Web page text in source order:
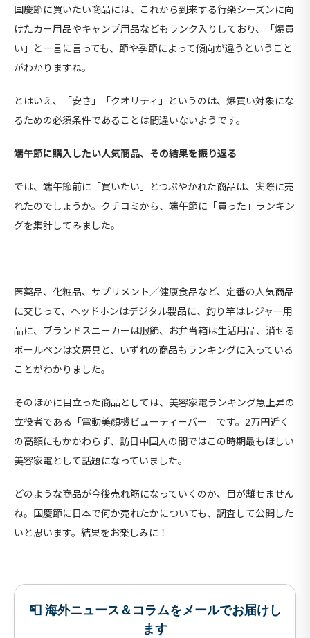
国慶節に買いたい商品には、これから到来する行楽シーズンに向
けたカー用品やキャンプ用品などもランク入りしており、「爆買
い」と一言に言っても、節や季節によって傾向が違うということ
がわかりますね。
とはいえ、「安さ」「クオリティ」というのは、爆買い対象にな
るための必須条件であることは間違いないようです。
端午節に購入したい人気商品、その結果を振り返る
では、端午節前に「買いたい」とつぶやかれた商品は、実際に売
れたのでしょうか。クチコミから、端午節に「買った」ランキン
グを集計してみました。
医薬品、化粧品、サプリメント／健康食品など、定番の人気商品
に交じって、ヘッドホンはデジタル製品に、釣り竿はレジャー用
品に、ブランドスニーカーは服飾、お弁当箱は生活用品、消せる
ボールペンは文房具と、いずれの商品もランキングに入っている
ことがわかりました。
そのほかに目立った商品としては、美容家電ランキング急上昇の
立役者である「電動美顔機ビューティーバー」です。2万円近く
の高額にもかかわらず、訪日中国人の間ではこの時期最もほしい
美容家電として話題になっていました。
どのような商品が今後売れ筋になっていくのか、目が離せません
ね。国慶節に日本で何か売れたかについても、調査して公開した
いと思います。結果をお楽しみに！
📮 海外ニュース＆コラムをメールでお届けし
ます